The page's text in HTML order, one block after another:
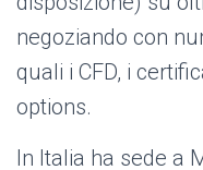
negoziando con
quali i CFD, i
options.
In Italia ha sede a